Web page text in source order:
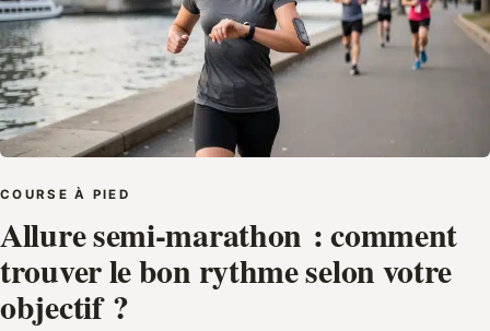
COURSE À PIED
Allure semi-marathon : comment
trouver le bon rythme selon votre
objectif ?